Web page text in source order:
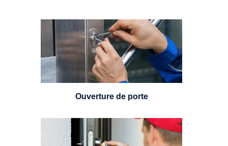
Vous avez perdu vos clés ou la
porte s'est refermée derrière vous
? Un serrurier est disponible
24h/7.
Ouverture de porte
Un serrurier sera en mesure de
choisir et remplacer un cylindre